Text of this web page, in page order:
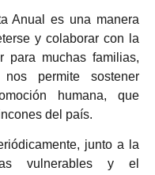
Anual es una manera
y colaborar con la
para muchas familias,
permite sostener
humana, que
del país.
junto a la
vulnerables y el